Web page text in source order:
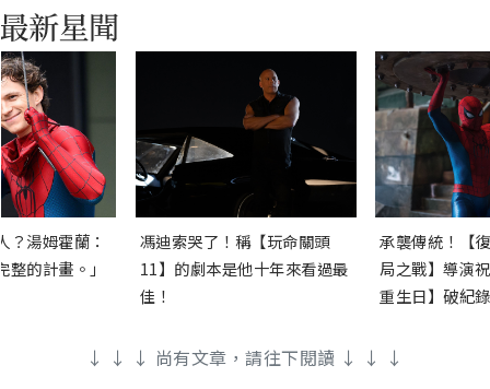
？湯姆霍蘭：
的計畫。」
馮迪索哭了！稱【玩命關頭
11】的劇本是他十年來看過最
佳！
承襲傳統！【
局之戰】導演
重生日】破紀
↓ ↓ ↓ 尚有文章，請往下閱讀 ↓ ↓ ↓